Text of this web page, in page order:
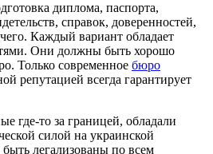
диплома, паспорта,
справок, доверенностей,
Каждый вариант обладает
Они должны быть хорошо
Только современное бюро
репутацией всегда гарантирует
где-то за границей, обладали
силой на украинской
легализованы по всем